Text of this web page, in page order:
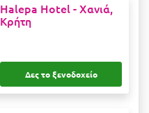
Halepa Hotel -Χανιά,
Κρήτη
Δες το ξενοδοχείο